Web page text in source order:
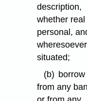
description,
whether real
personal,
wheresoever
situated;
(b) borrow
from any